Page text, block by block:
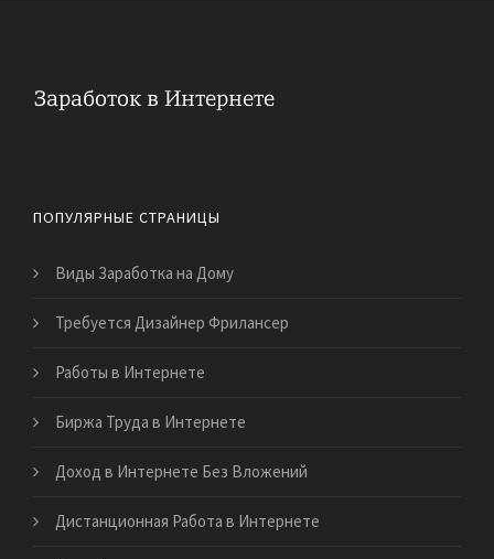
ПОПУЛЯРНЫЕ СТРАНИЦЫ
Виды Заработка на Дому
Требуется Дизайнер Фрилансер
Работы в Интернете
Биржа Труда в Интернете
Доход в Интернете Без Вложений
Дистанционная Работа в Интернете